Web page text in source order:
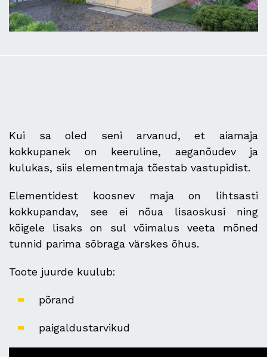
Kui sa oled seni arvanud, et aiamaja
kokkupanek on keeruline, aeganõudev ja
kulukas, siis elementmaja tõestab vastupidist.
Elementidest koosnev maja on lihtsasti
kokkupandav, see ei nõua lisaoskusi ning
kõigele lisaks on sul võimalus veeta mõned
tunnid parima sõbraga värskes õhus.
Toote juurde kuulub:
põrand
paigaldustarvikud